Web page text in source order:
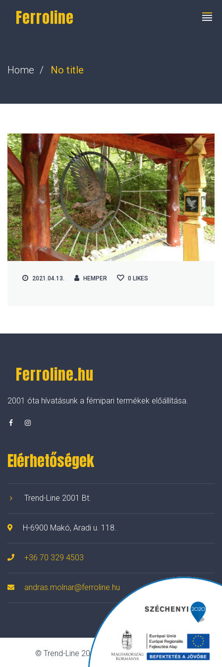
Ferroline
Home No title
2021.04.13. HEMPER 0 LIKES
Ferroline.hu
2001 óta hívatásunk a fémipari termékek előállítása.
Elérhetőségek
Trend-Line 2001 Bt.
H-6900 Makó, Aradi u. 118.
+36 70 329 4503
andras.molnar@ferroline.hu
© Trend-Line 2001 Bt. Minden jog fenntartva